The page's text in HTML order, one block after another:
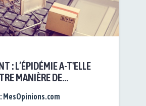
: L’ÉPIDÉMIE A-T'ELLE
MANIÈRE DE
MesOpinions.com